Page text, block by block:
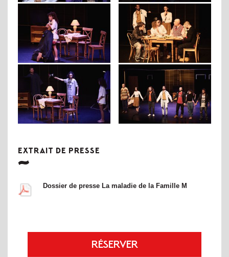
EXTRAIT DE PRESSE
Dossier de presse La maladie de la Famille M
RÉSERVER